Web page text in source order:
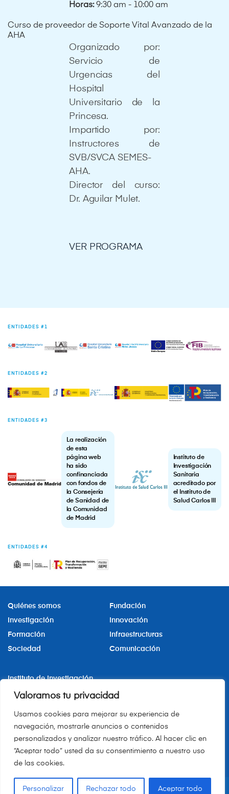
Valoramos tu privacidad
Usamos cookies para mejorar su experiencia de
navegación, mostrarle anuncios o contenidos
personalizados y analizar nuestro tráfico. Al hacer clic en
“Aceptar todo” usted da su consentimiento a nuestro uso
de las cookies.
Personalizar Rechazar todo Aceptar todo
Horas:9:30 am - 10:00 am
Curso de proveedor de Soporte Vital Avanzado de la
AHA
Organizado por:
Servicio de
Urgencias del
Hospital
Universitario de la
Princesa.
Impartido por:
Instructores de
SVB/SVCA SEMES-
AHA.
Director del curso:
Dr. Aguilar Mulet.
VER PROGRAMA
ENTIDADES #1
ENTIDADES #2
ENTIDADES #3
La realización
de esta
página web
ha sido
confinanciada
con fondos de
la Consejería
de Sanidad de
la Comunidad
de Madrid
Instituto de
Investigación
Sanitaria
acreditado por
el Instituto de
Salud Carlos III
ENTIDADES #4
Quiénes somos
Fundación
Investigación
Innovación
Formación
Infraestructuras
Sociedad
Comunicación
Instituto de Investigación
+34 91 520 24 76
Canal de denuncias
iis-princesa.org © 2025Todos los derechos reservados.